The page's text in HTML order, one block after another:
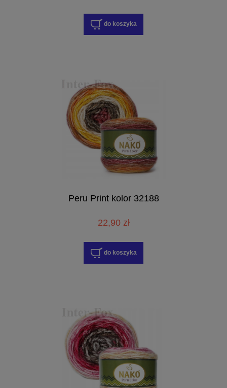
do koszyka
Peru Print kolor 32188
22,90 zł
do koszyka